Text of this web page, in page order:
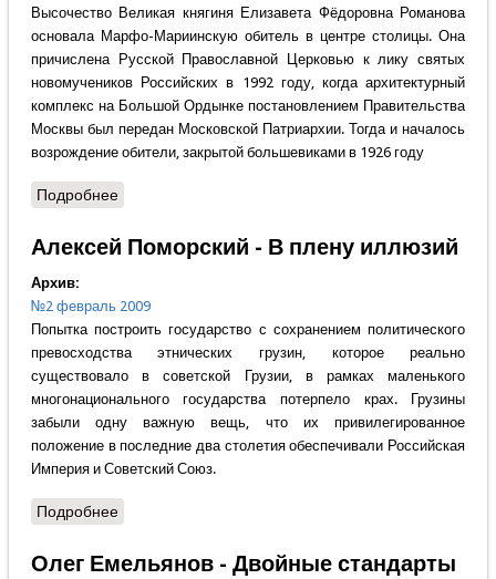
Высочество Великая княгиня Елизавета Фёдоровна Романова
основала Марфо-Мариинскую обитель в центре столицы. Она
причислена Русской Православной Церковью к лику святых
новомучеников Российских в 1992 году, когда архитектурный
комплекс на Большой Ордынке постановлением Правительства
Москвы был передан Московской Патриархии. Тогда и началось
возрождение обители, закрытой большевиками в 1926 году
Подробнеео Ирина Ахундова - Белый ангел России
Алексей Поморский - В плену иллюзий
Архив:
№2 февраль 2009
Попытка построить государство с сохранением политического
превосходства этнических грузин, которое реально
существовало в советской Грузии, в рамках маленького
многонационального государства потерпело крах. Грузины
забыли одну важную вещь, что их привилегированное
положение в последние два столетия обеспечивали Российская
Империя и Советский Союз.
Подробнеео Алексей Поморский - В плену иллюзий
Олег Емельянов - Двойные стандарты